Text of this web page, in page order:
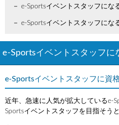
e-Sportsイベントスタッフにな
e-Sportsイベントスタッフにな
e-Sportsイベントスタッフに
e-Sportsイベントスタッフに資
近年、急速に人気が拡大しているe-
Sportsイベントスタッフを目指そう